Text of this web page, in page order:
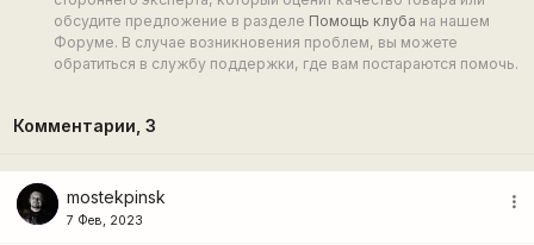
обсудите предложение в разделе Помощь клуба на нашем
Форуме. В случае возникновения проблем, вы можете
обратиться в службу поддержки, где вам постараются помочь.
Комментарии, 3
mostekpinsk
7 Фев, 2023
more_vert